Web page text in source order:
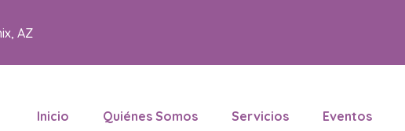
AZ
Inicio Quiénes Somos Servicios Eventos